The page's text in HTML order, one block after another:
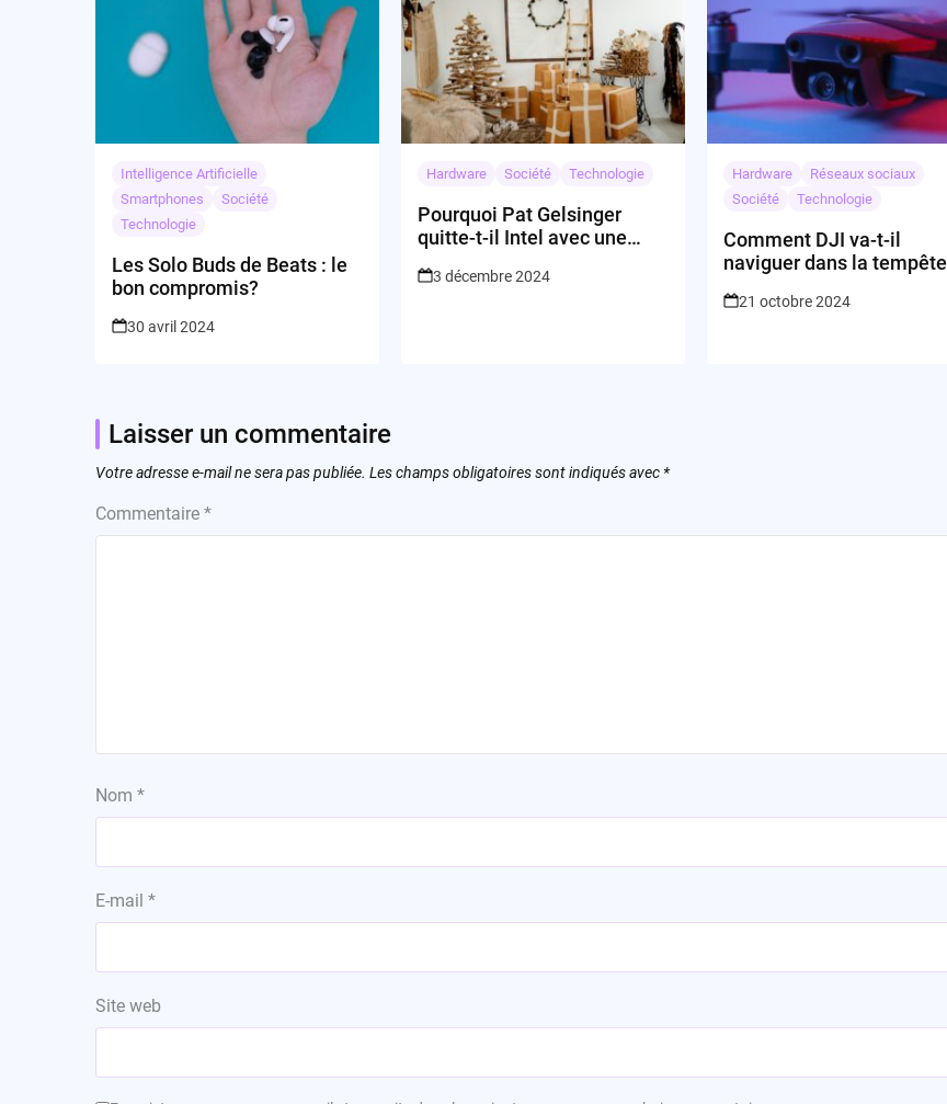
Intelligence Artificielle
Smartphones
Société
Technologie
Les Solo Buds de Beats : le
bon compromis?
30 avril 2024
Hardware Société Technologie
Pourquoi Pat Gelsinger
quitte-t-il Intel avec une
3 décembre 2024
Hardware
Réseaux sociaux
Société
Technologie
Comment DJI va-t-il
naviguer dans la tempête
21 octobre 2024
Laisser un commentaire
Votre adresse e-mail ne sera pas publiée. Les champs obligatoires sont indiqués avec *
Commentaire *
Nom *
E-mail *
Site web